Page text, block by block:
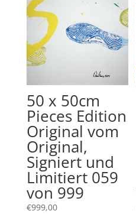
50 x 50cm
Pieces Edition
Original vom
Original,
Signiert und
Limitiert 059
von 999
€999,00